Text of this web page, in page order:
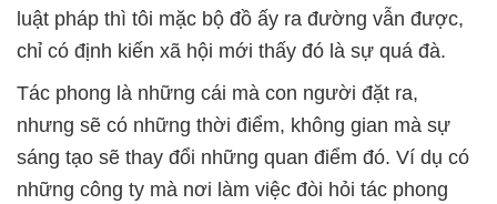
luật pháp thì tôi mặc bộ đồ ấy ra đường vẫn được,
chỉ có định kiến xã hội mới thấy đó là sự quá đà.
Tác phong là những cái mà con người đặt ra,
nhưng sẽ có những thời điểm, không gian mà sự
sáng tạo sẽ thay đổi những quan điểm đó. Ví dụ có
những công ty mà nơi làm việc đòi hỏi tác phong